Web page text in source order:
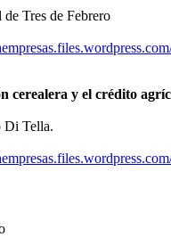
Tres de Febrero
cerealera y el crédito
Di Tella.